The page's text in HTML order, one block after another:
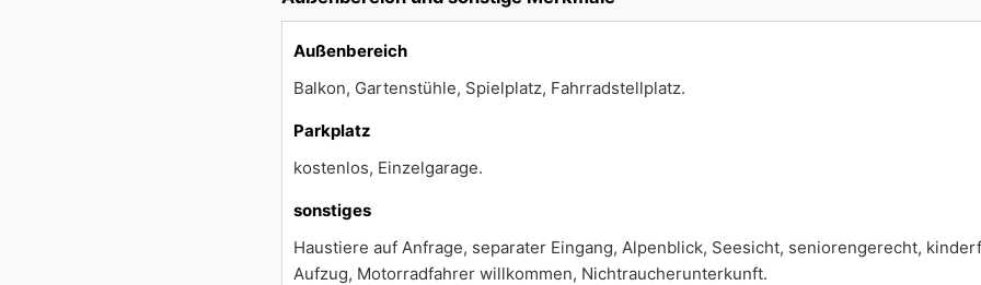
Außenbereich
Balkon, Gartenstühle, Spielplatz, Fahrradstellplatz.
Parkplatz
kostenlos, Einzelgarage.
sonstiges
Haustiere auf Anfrage, separater Eingang, Alpenblick, Seesicht, seniorengerecht,
Aufzug, Motorradfahrer willkommen, Nichtraucherunterkunft.